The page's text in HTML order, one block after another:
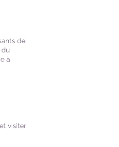
de
du
à
visiter